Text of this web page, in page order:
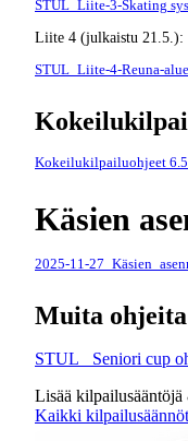
STUL_Liite-3-Skating
Liite 4 (julkaistu 21.5.):
STUL_Liite-4-Reuna-
Kokeilukilpailuohjeet
Käsien
2025-11-
Muita ohjeita
STUL_ Seniori cup
Lisää kilpailusääntöjä
Kaikki